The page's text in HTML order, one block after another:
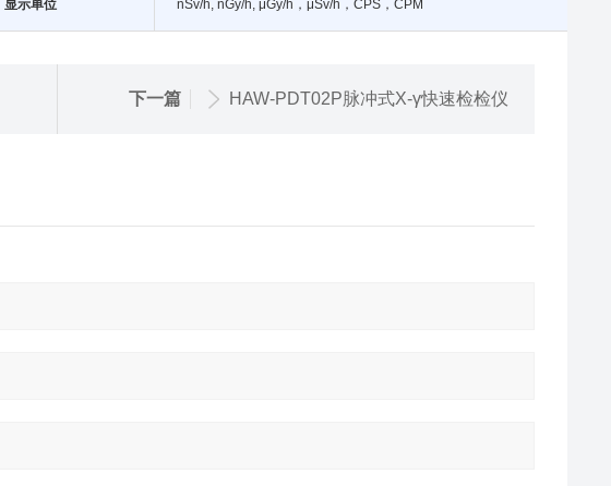
显示单位 nSv/h, nGy/h, μGy/h，μSv/h，CPS，CPM
下一篇 HAW-PDT02P脉冲式X-γ快速检检仪